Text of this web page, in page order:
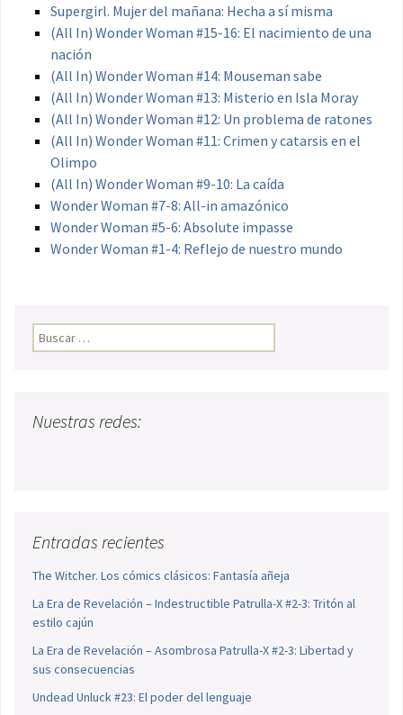
Supergirl. Mujer del mañana: Hecha a sí misma
(All In) Wonder Woman #15-16: El nacimiento de una
nación
(All In) Wonder Woman #14: Mouseman sabe
(All In) Wonder Woman #13: Misterio en Isla Moray
(All In) Wonder Woman #12: Un problema de ratones
(All In) Wonder Woman #11: Crimen y catarsis en el
Olimpo
(All In) Wonder Woman #9-10: La caída
Wonder Woman #7-8: All-in amazónico
Wonder Woman #5-6: Absolute impasse
Wonder Woman #1-4: Reflejo de nuestro mundo
Buscar:
Nuestras redes:
Entradas recientes
The Witcher. Los cómics clásicos: Fantasía añeja
La Era de Revelación – Indestructible Patrulla-X #2-3: Tritón al
estilo cajún
La Era de Revelación – Asombrosa Patrulla-X #2-3: Libertad y
sus consecuencias
Undead Unluck #23: El poder del lenguaje